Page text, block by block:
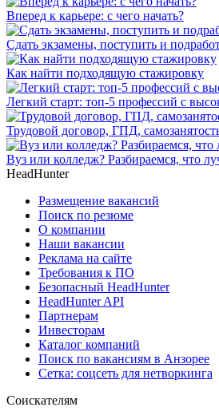
Вперед к карьере: с чего начать?
Сдать экзамены, поступить и
Как найти подходящую стажировку
Легкий старт: топ-5 профессий с
Трудовой договор, ГПД,
Вуз или колледж? Разбираемся, что
HeadHunter
Размещение вакансий
Поиск по резюме
О компании
Наши вакансии
Реклама на сайте
Требования к ПО
Безопасный HeadHunter
HeadHunter API
Партнерам
Инвесторам
Каталог компаний
Поиск по вакансиям в Анзорее
Сетка: соцсеть для нетворкинга
Соискателям